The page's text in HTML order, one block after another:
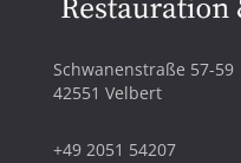
Schwanenstraße 57-59
42551 Velbert
+49 2051 54207